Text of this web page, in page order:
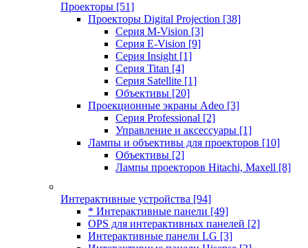
Проекторы [51]
Проекторы Digital Projection [38]
Серия M-Vision [3]
Серия E-Vision [9]
Серия Insight [1]
Серия Titan [4]
Серия Satellite [1]
Объективы [20]
Проекционные экраны Adeo [3]
Серия Professional [2]
Управление и аксессуары [1]
Лампы и объективы для проекторов [10]
Объективы [2]
Лампы проекторов Hitachi, Maxell [8]
Интерактивные устройства [94]
* Интерактивные панели [49]
OPS для интерактивных панелей [2]
Интерактивные панели LG [3]